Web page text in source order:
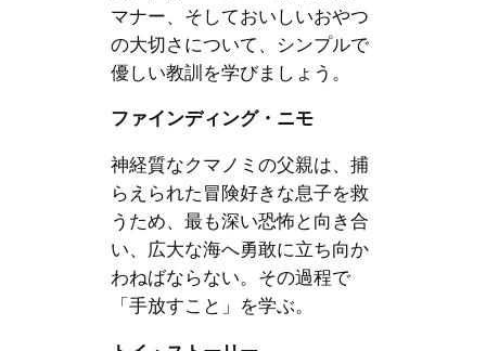
マナー、そしておいしいおやつ
の大切さについて、シンプルで
優しい教訓を学びましょう。
ファインディング・ニモ
神経質なクマノミの父親は、捕
らえられた冒険好きな息子を救
うため、最も深い恐怖と向き合
い、広大な海へ勇敢に立ち向か
わねばならない。その過程で
「手放すこと」を学ぶ。